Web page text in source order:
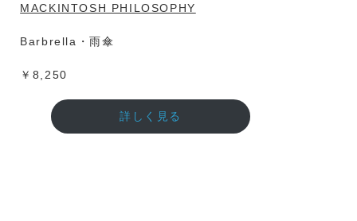
MACKINTOSH PHILOSOPHY
Barbrella・雨傘
￥8,250
詳しく見る